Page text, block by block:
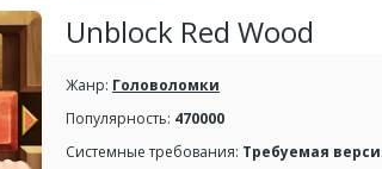
Unblock Red Wood
Жанр: Головоломки
Популярность: 470000
Системные требования: Требуемая